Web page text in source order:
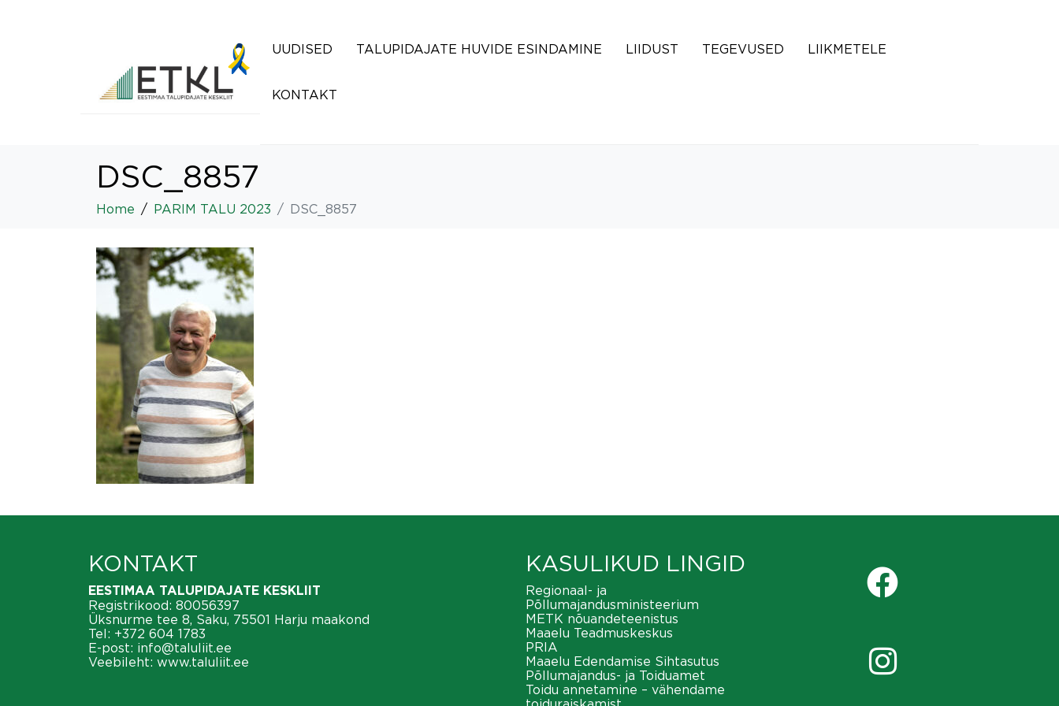
UUDISED TALUPIDAJATE HUVIDE ESINDAMINE LIIDUST TEGEVUSED LIIKMETELE
KONTAKT
DSC_8857
Home PARIM TALU 2023 DSC_8857
KONTAKT
EESTIMAA TALUPIDAJATE KESKLIIT
Registrikood: 80056397
Üksnurme tee 8, Saku, 75501 Harju maakond
Tel: +372 604 1783
E-post: info@taluliit.ee
Veebileht: www.taluliit.ee
KASULIKUD LINGID
Regionaal- ja
Põllumajandusministeerium
METK nõuandeteenistus
Maaelu Teadmuskeskus
PRIA
Maaelu Edendamise Sihtasutus
Põllumajandus- ja Toiduamet
Toidu annetamine – vähendame